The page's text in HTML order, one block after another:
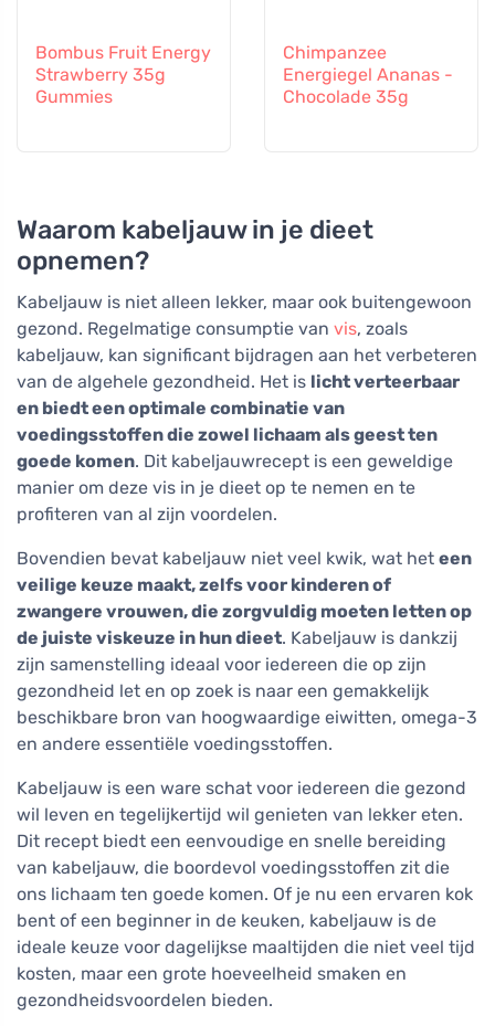
Bombus Fruit Energy
Strawberry 35g
Gummies
Chimpanzee
Energiegel Ananas -
Chocolade 35g
Waarom kabeljauw in je dieet
opnemen?
Kabeljauw is niet alleen lekker, maar ook buitengewoon
gezond. Regelmatige consumptie van vis, zoals
kabeljauw, kan significant bijdragen aan het verbeteren
van de algehele gezondheid. Het is licht verteerbaar
en biedt een optimale combinatie van
voedingsstoffen die zowel lichaam als geest ten
goede komen. Dit kabeljauwrecept is een geweldige
manier om deze vis in je dieet op te nemen en te
profiteren van al zijn voordelen.
Bovendien bevat kabeljauw niet veel kwik, wat het een
veilige keuze maakt, zelfs voor kinderen of
zwangere vrouwen, die zorgvuldig moeten letten op
de juiste viskeuze in hun dieet. Kabeljauw is dankzij
zijn samenstelling ideaal voor iedereen die op zijn
gezondheid let en op zoek is naar een gemakkelijk
beschikbare bron van hoogwaardige eiwitten, omega-3
en andere essentiële voedingsstoffen.
Kabeljauw is een ware schat voor iedereen die gezond
wil leven en tegelijkertijd wil genieten van lekker eten.
Dit recept biedt een eenvoudige en snelle bereiding
van kabeljauw, die boordevol voedingsstoffen zit die
ons lichaam ten goede komen. Of je nu een ervaren kok
bent of een beginner in de keuken, kabeljauw is de
ideale keuze voor dagelijkse maaltijden die niet veel tijd
kosten, maar een grote hoeveelheid smaken en
gezondheidsvoordelen bieden.